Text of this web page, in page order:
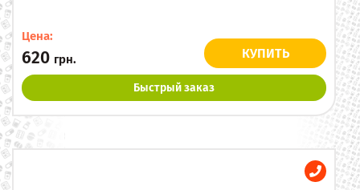
Цена:
620 грн. КУПИТЬ
Быстрый заказ